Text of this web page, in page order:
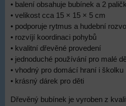
• balení obsahuje bubínek a 2
• velikost cca 15 × 15 × 5 cm
• podporuje rytmus a hudební
• rozvíjí koordinaci pohybů
• kvalitní dřevěné provedení
• jednoduché používání pro malé
• vhodný pro domácí hraní i školku
• krásný dárek pro děti
Dřevěný bubínek je vyroben z